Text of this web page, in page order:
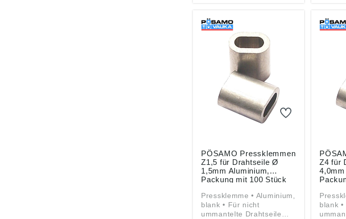
PÖSAMO Pressklemmen
Z1,5 für Drahtseile Ø
1,5mm Aluminium,
Packung mit 100 Stück
Pressklemme • Aluminium,
blank • Für nicht
ummantelte Drahtseile
Z4 für
blank